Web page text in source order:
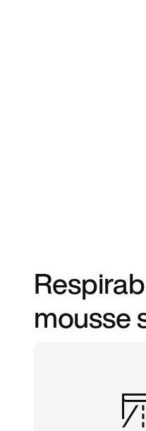
mousse